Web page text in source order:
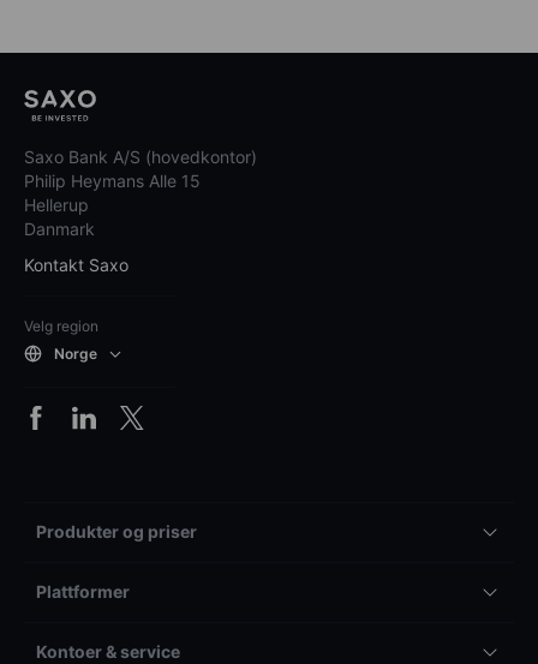
Saxo Bank A/S (hovedkontor)
Philip Heymans Alle 15
Hellerup
Danmark
Kontakt Saxo
Velg region
Norge
Produkter og priser
Plattformer
Kontoer & service